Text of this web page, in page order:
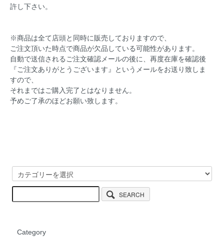
許し下さい。
※商品は全て店頭と同時に販売しておりますので、
ご注文頂いた時点で商品が欠品している可能性があります。
自動で送信されるご注文確認メールの後に、再度在庫を確認後
『ご注文ありがとうございます』というメールをお送り致しま
すので、
それまではご購入完了とはなりません。
予めご了承のほどお願い致します。
SEARCH
Category